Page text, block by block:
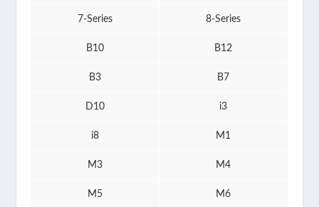
7-Series 8-Series
B10 B12
B3 B7
D10 i3
i8 M1
M3 M4
M5 M6